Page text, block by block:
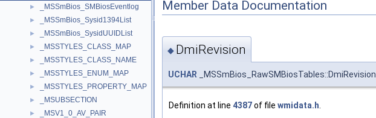
► _MSSmBios_SMBiosEventlog
► _MSSmBios_Sysid1394List
► _MSSmBios_SysidUUIDList
► _MSSTYLES_CLASS_MAP
► _MSSTYLES_CLASS_NAME
► _MSSTYLES_ENUM_MAP
► _MSSTYLES_PROPERTY_MAP
► _MSUBSECTION
► _MSV1_0_AV_PAIR
Member Data Documentation
◆ DmiRevision
UCHAR _MSSmBios_RawSMBiosTables::DmiRevision
Definition at line 4387of file wmidata.h